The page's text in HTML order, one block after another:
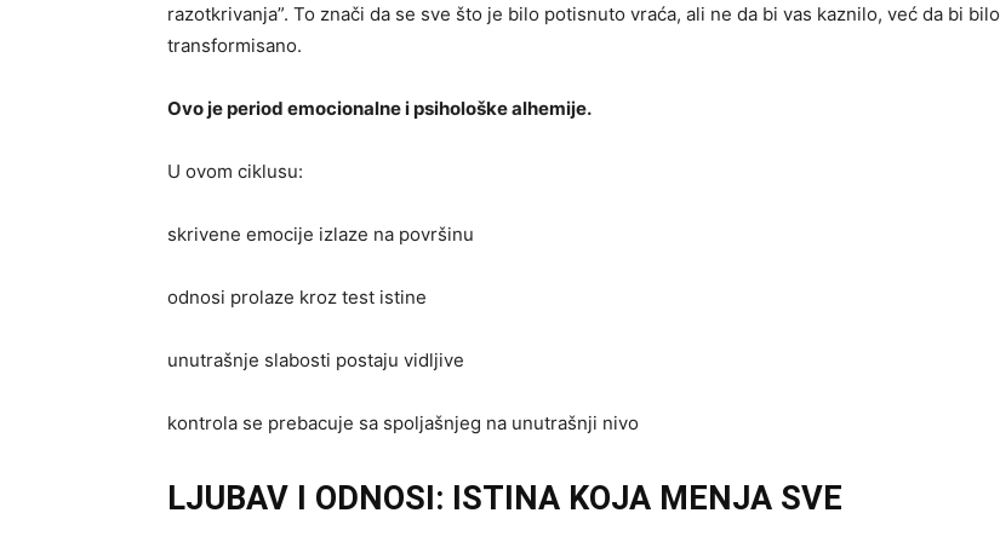
razotkrivanja”. To znači da se sve što je bilo potisnuto vraća, ali ne da bi vas kaznilo, već da bi bilo
transformisano.
Ovo je period emocionalne i psihološke alhemije.
U ovom ciklusu:
skrivene emocije izlaze na površinu
odnosi prolaze kroz test istine
unutrašnje slabosti postaju vidljive
kontrola se prebacuje sa spoljašnjeg na unutrašnji nivo
LJUBAV I ODNOSI: ISTINA KOJA MENJA SVE